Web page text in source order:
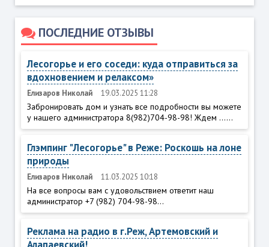
ПОСЛЕДНИЕ ОТЗЫВЫ
Лесогорье и его соседи: куда отправиться за
вдохновением и релаксом»
Елизаров Николай 19.03.2025 11:28
Забронировать дом и узнать все подробности вы можете
у нашего администратора 8(982)704-98-98! Ждем ......
Глэмпинг "Лесогорье" в Реже: Роскошь на лоне
природы
Елизаров Николай 11.03.2025 10:18
На все вопросы вам с удовольствием ответит наш
администратор +7 (982) 704-98-98...
Реклама на радио в г.Реж, Артемовский и
Алапаевский!